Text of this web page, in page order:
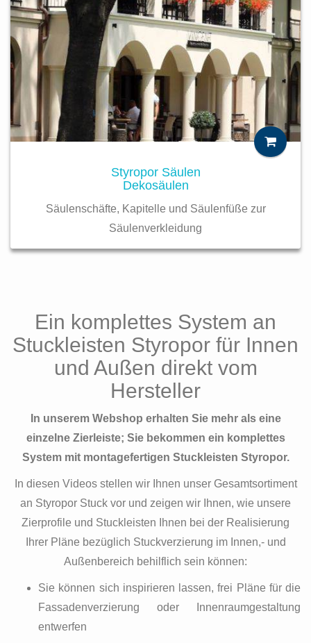
Styropor Säulen
Dekosäulen
Säulenschäfte, Kapitelle und Säulenfüße zur
Säulenverkleidung
Ein komplettes System an
Stuckleisten Styropor für Innen
und Außen direkt vom
Hersteller
In unserem Webshop erhalten Sie mehr als eine
einzelne Zierleiste; Sie bekommen ein komplettes
System mit montagefertigen Stuckleisten Styropor.
In diesen Videos stellen wir Ihnen unser Gesamtsortiment
an Styropor Stuck vor und zeigen wir Ihnen, wie unsere
Zierprofile und Stuckleisten Ihnen bei der Realisierung
Ihrer Pläne bezüglich Stuckverzierung im Innen,- und
Außenbereich behilflich sein können:
Sie können sich inspirieren lassen, frei Pläne für die
Fassadenverzierung oder Innenraumgestaltung
entwerfen